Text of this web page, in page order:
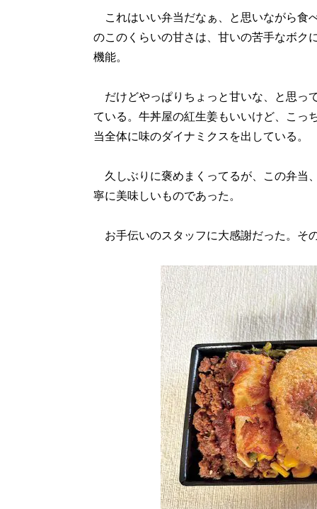
これはいい弁当だなぁ、と思いながら食
のこのくらいの甘さは、甘いの苦手なボク
機能。
だけどやっぱりちょっと甘いな、と思っ
ている。牛丼屋の紅生姜もいいけど、こっ
当全体に味のダイナミクスを出している。
久しぶりに褒めまくってるが、この弁当
寧に美味しいものであった。
お手伝いのスタッフに大感謝だった。そ